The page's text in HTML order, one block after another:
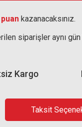
kazanacaksınız.
siparişler aynı
Kargo
Taksit